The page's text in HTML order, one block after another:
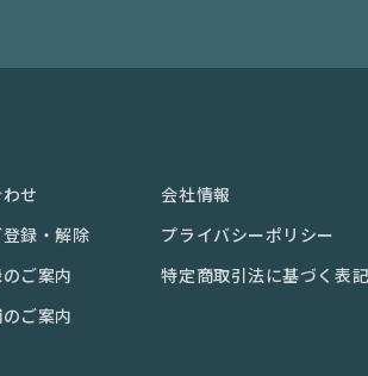
せ
録・解除
ご案内
ご案内
会社情報
プライバシーポリシー
特定商取引法に基づく表記